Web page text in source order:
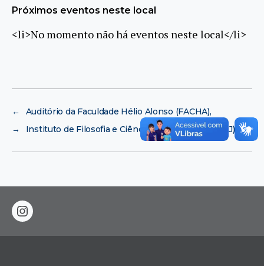
Próximos eventos neste local
<li>No momento não há eventos neste local</li>
←
Auditório da Faculdade Hélio Alonso (FACHA),
→
Instituto de Filosofia e Ciências Sociais (IFCS/UFRJ)
instagram